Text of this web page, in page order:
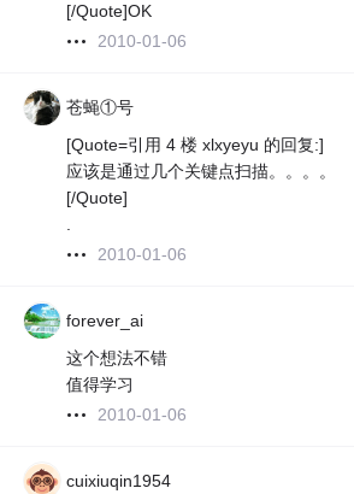
[/Quote]OK
2010-01-06
苍蝇①号
[Quote=引用 4 楼 xlxyeyu 的回复:]
应该是通过几个关键点扫描。。。。
[/Quote]
.
2010-01-06
forever_ai
这个想法不错
值得学习
2010-01-06
cuixiuqin1954